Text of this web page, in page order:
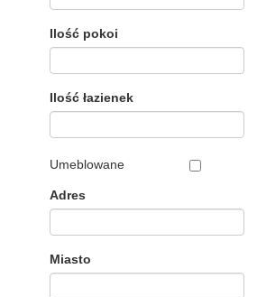
Ilość pokoi
Ilość łazienek
Umeblowane
Adres
Miasto